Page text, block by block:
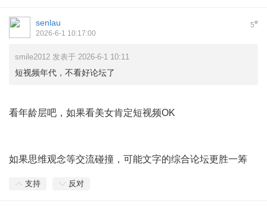
5#
senlau
2026-6-1 10:17:00
smile2012 发表于 2026-6-1 10:11
短视频年代，不看好论坛了
看年龄层吧，如果看美女肯定短视频OK
如果思维观念等交流碰撞，可能文字的综合论坛更胜一筹
支持 反对